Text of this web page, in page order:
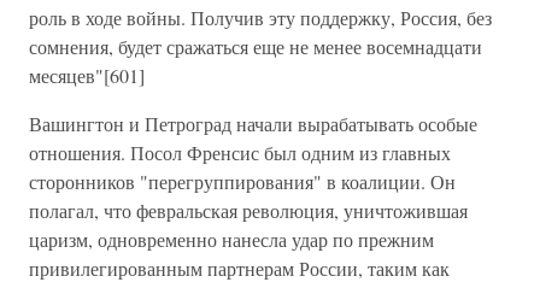
роль в ходе войны. Получив эту поддержку, Россия, без
сомнения, будет сражаться еще не менее восемнадцати
месяцев"[601]
Вашингтон и Петроград начали вырабатывать особые
отношения. Посол Френсис был одним из главных
сторонников "перегруппирования" в коалиции. Он
полагал, что февральская революция, уничтожившая
царизм, одновременно нанесла удар по прежним
привилегированным партнерам России, таким как